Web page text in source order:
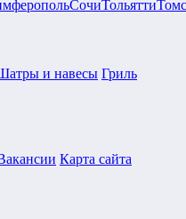
СочиТольятти
и навесы Гриль
Карта сайта